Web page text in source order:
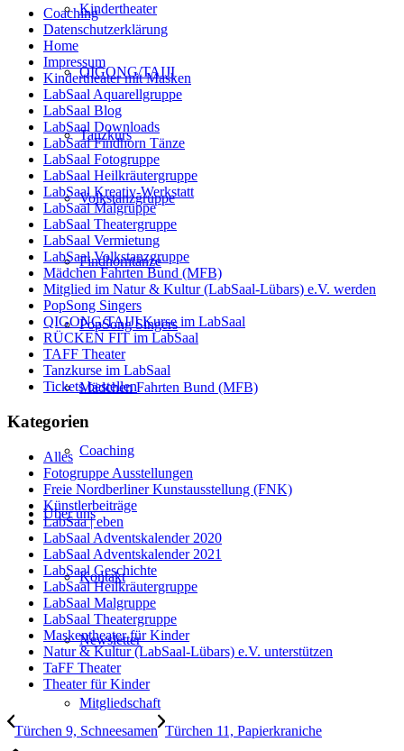
Kindertheater
QIGONG/TAIJI
Tanzkurs
Volkstanzgruppe
Findhorntänze
PopSong Singers
Mädchen Fahrten Bund (MFB)
Coaching
Über uns
Kontakt
Newsletter
Mitgliedschaft
Coaching
Datenschutzerklärung
Home
Impressum
Kindertheater mit Masken
LabSaal Aquarellgruppe
LabSaal Blog
LabSaal Downloads
LabSaal Findhorn Tänze
LabSaal Fotogruppe
LabSaal Heilkräutergruppe
LabSaal Kreativ-Werkstatt
LabSaal Malgruppe
LabSaal Theatergruppe
LabSaal Vermietung
LabSaal Volkstanzgruppe
Mädchen Fahrten Bund (MFB)
Mitglied im Natur & Kultur (LabSaal-Lübars) e.V. werden
PopSong Singers
QIGONG/TAIJI Kurse im LabSaal
RÜCKEN FIT im LabSaal
TAFF Theater
Tanzkurse im LabSaal
Tickets bestellen
Kategorien
Alles
Fotogruppe Ausstellungen
Freie Nordberliner Kunstausstellung (FNK)
Künstlerbeiträge
LabSaa | eben
LabSaal Adventskalender 2020
LabSaal Adventskalender 2021
LabSaal Geschichte
LabSaal Heilkräutergruppe
LabSaal Malgruppe
LabSaal Theatergruppe
Maskentheater für Kinder
Natur & Kultur (LabSaal-Lübars) e.V. unterstützen
TaFF Theater
Theater für Kinder
Türchen 9, Schneesamen Türchen 11, Papierkraniche